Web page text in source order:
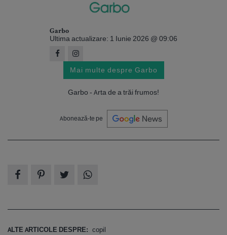
Garbo
Ultima actualizare: 1 Iunie 2026 @ 09:06
Mai multe despre Garbo
Garbo - Arta de a trăi frumos!
Abonează-te pe
ALTE ARTICOLE DESPRE: copil